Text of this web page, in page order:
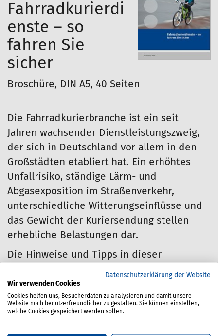
Fahrradkurierdi
enste – so
fahren Sie
sicher
Broschüre, DIN A5, 40 Seiten
Die Fahrradkurierbranche ist ein seit
Jahren wachsender Dienstleistungszweig,
der sich in Deutschland vor allem in den
Großstädten etabliert hat. Ein erhöhtes
Unfallrisiko, ständige Lärm- und
Abgasexposition im Straßenverkehr,
unterschiedliche Witterungseinflüsse und
das Gewicht der Kuriersendung stellen
erhebliche Belastungen dar.
Die Hinweise und Tipps in dieser
Information sollen dazu beitragen, die
Gesundheit der im Fahrradkurierdienst
Tätigen zu schützen und vor Schäden zu
bewahren.
Datenschutzerklärung der Website
Wir verwenden Cookies
Cookies helfen uns, Besucherdaten zu analysieren und damit unsere
Website noch benutzerfreundlicher zu gestalten. Sie können einstellen,
welche Cookies gespeichert werden sollen.